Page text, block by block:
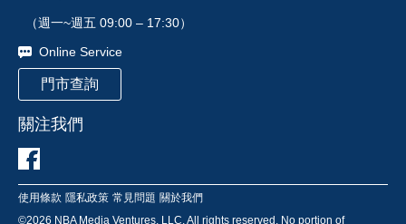
（週一~週五 09:00 – 17:30）
Online Service
門市查詢
關注我們
使用條款 隱私政策 常見問題 關於我們
©2026 NBA Media Ventures, LLC. All rights reserved. No portion of